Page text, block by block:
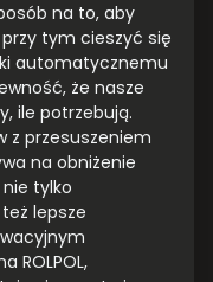
na to, aby
tym cieszyć się
automatycznemu
że nasze
ile potrzebują.
z przesuszeniem
na obniżenie
tylko
lepsze
ROLPOL,